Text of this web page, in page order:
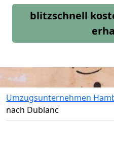
blitzschnell
Umzugsunternehmen
nach Dublanc